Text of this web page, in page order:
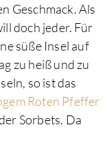
Geschmack. Als
doch jeder. Für
süße Insel auf
zu heiß und zu
so ist das
Roten Pfeffer
Sorbets. Da